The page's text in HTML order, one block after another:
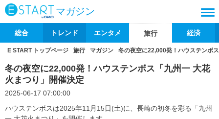
マガジン
総合 トレンド エンタメ 旅行 経済
E START トップページ 旅行 マガジン 冬の夜空に22,000発！ハウステンボ
冬の夜空に22,000発！ハウステンボス「九州一 大花
火まつり」開催決定
2025-06-17 07:00:00
ハウステンボスは2025年11月15日(土)に、長崎の初冬を彩る「九州